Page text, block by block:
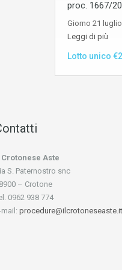
proc. 1667/
Giorno 21
Leggi di più
Lotto unico
Aste
S. Paternostro snc
– Crotone
0962 938 774
mail: procedure@ilcrotoneseaste.it